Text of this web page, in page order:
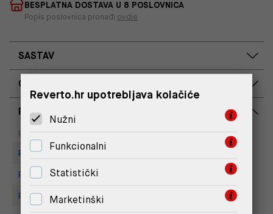
BESPLATNA DOSTAVA U 8 POSLOVNICA
Popis poslovnica pronađi ovdje
SASTAV
OPIS PROIZVODA
RASPOLOŽIVOST PO POSLOVNICAMA
Poslovnica
Replay store, Arena centar
Replay Store, Joker Centar
Replay Store, Mall of Split
Reverto.hr upotrebljava kolačiće
Nužni
Funkcionalni
Statistički
Marketinški